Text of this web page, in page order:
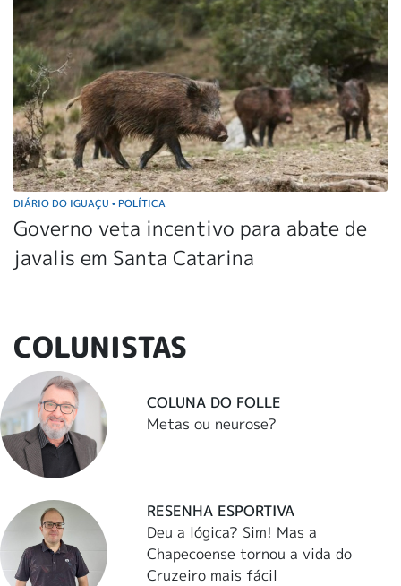
DIÁRIO DO IGUAÇU • POLÍTICA
Governo veta incentivo para abate de
javalis em Santa Catarina
COLUNISTAS
COLUNA DO FOLLE
Metas ou neurose?
RESENHA ESPORTIVA
Deu a lógica? Sim! Mas a
Chapecoense tornou a vida do
Cruzeiro mais fácil